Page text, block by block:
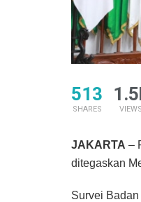
513
SHARES VIEWS
JAKARTA –
ditegaskan
Survei